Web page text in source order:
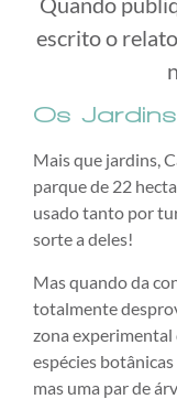
escrito o
Os
Mais que jardins,
parque de 22
usado tanto por
sorte a deles!
Mas quando da
totalmente
zona
espécies
mas uma par de